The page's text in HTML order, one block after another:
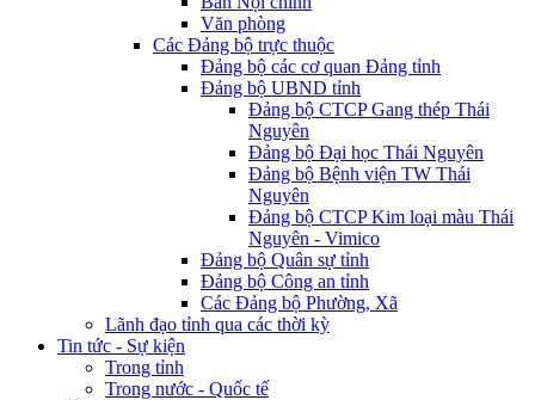
Văn phòng
Các Đảng bộ trực thuộc
Đảng bộ các cơ quan Đảng tỉnh
Đảng bộ UBND tỉnh
Đảng bộ CTCP Gang thép Thái
Nguyên
Đảng bộ Đại học Thái Nguyên
Đảng bộ Bệnh viện TW Thái
Nguyên
Đảng bộ CTCP Kim loại màu Thái
Nguyên - Vimico
Đảng bộ Quân sự tỉnh
Đảng bộ Công an tỉnh
Các Đảng bộ Phường, Xã
Lãnh đạo tỉnh qua các thời kỳ
Tin tức - Sự kiện
Trong tỉnh
Trong nước - Quốc tế